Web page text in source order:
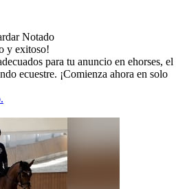
Notado
y exitoso!
para tu anuncio en ehorses, el
ecuestre. ¡Comienza ahora en solo